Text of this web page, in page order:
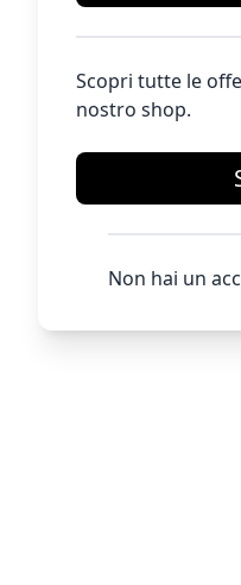
Scopri tutte le
nostro shop.
Non hai un